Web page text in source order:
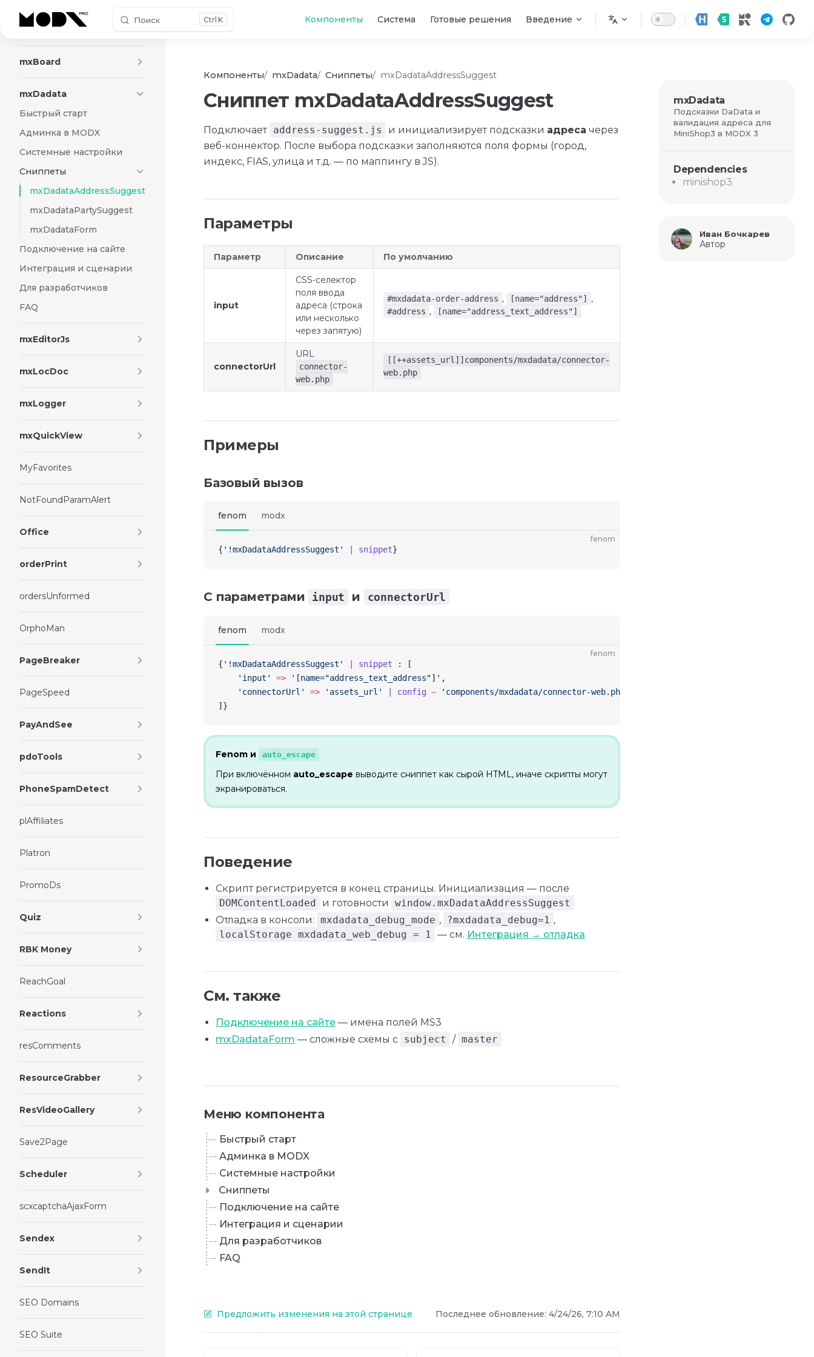
Skip to content Поиск K Компоненты Система Готовые решения Введение
mxBackup
mxBoard
mxDadata
Быстрый старт
Админка в MODX
Системные настройки
Сниппеты
mxDadataAddressSuggest
mxDadataPartySuggest
mxDadataForm
Подключение на сайте
Интеграция и сценарии
Для разработчиков
FAQ
mxEditorJs
mxLocDoc
mxLogger
mxQuickView
MyFavorites
NotFoundParamAlert
Office
orderPrint
ordersUnformed
OrphoMan
PageBreaker
PageSpeed
PayAndSee
pdoTools
PhoneSpamDetect
plAffiliates
Platron
PromoDs
Quiz
RBK Money
ReachGoal
Reactions
resComments
ResourceGrabber
ResVideoGallery
Save2Page
Scheduler
scxcaptchaAjaxForm
Sendex
SendIt
SEO Domains
SEO Suite
mxDadata
Подсказки DaData и
валидация адреса для
MiniShop3 в MODX 3
Dependencies
minishop3
Иван Бочкарев
Автор
Компоненты mxDadata Сниппеты mxDadataAddressSuggest
Сниппет mxDadataAddressSuggest
Подключает address-suggest.js и инициализирует подсказки адреса через
веб-коннектор. После выбора подсказки заполняются поля формы (город,
индекс, FIAS, улица и т.д. — по маппингу в JS).
Параметры
Параметр Описание По умолчанию
input
CSS-селектор
поля ввода
адреса (строка
или несколько
через запятую)
#mxdadata-order-address , [name="address"] ,
#address , [name="address_text_address"]
connectorUrl
URL
connector-
web.php
[[++assets_url]]components/mxdadata/connector-
web.php
Примеры
Базовый вызов
fenom modx
fenom
{ '!mxDadataAddressSuggest' | snippet}
С параметрами input и connectorUrl
fenom modx
fenom
{ '!mxDadataAddressSuggest' | snippet : [
    'input'
=> '[name="address_text_address"]' ,
    'connectorUrl'
=> 'assets_url' | config ~ 'components/mxdadata/connector-web.php'
] }
Fenom и auto_escape
При включённом auto_escape выводите сниппет как сырой HTML, иначе скрипты могут
экранироваться.
Поведение
Скрипт регистрируется в конец страницы. Инициализация — после
DOMContentLoaded
и готовности
window.mxDadataAddressSuggest
Отладка в консоли: mxdadata_debug_mode , ?mxdadata_debug=1 ,
localStorage mxdadata_web_debug = 1 — см. Интеграция → отладка
См. также
Подключение на сайте — имена полей MS3
mxDadataForm — сложные схемы с subject / master
Меню компонента
Быстрый старт
Админка в MODX
Системные настройки
Сниппеты
Подключение на сайте
Интеграция и сценарии
Для разработчиков
FAQ
Предложить изменения на этой странице Последнее обновление: 4/24/26, 7:10 AM